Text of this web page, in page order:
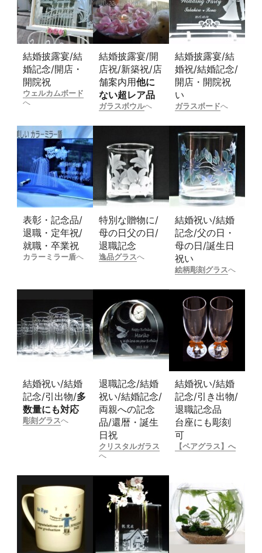
結婚披露宴/結
婚記念/開店・
開院祝
ウェルカムボード
へ
結婚披露宴/開
店祝/新築祝/店
舗案内用他に
ない超レア品
ガラスボウルへ
結婚披露宴/結
婚祝/結婚記念/
開店・開院祝
い
ガラスボードへ
表彰・記念品/
退職・定年祝/
就職・卒業祝
カラーミラー盾へ
特別な贈物に/
母の日父の日/
退職記念
逸品グラスへ
結婚祝い/結婚
記念/父の日・
母の日/誕生日
祝い
絵柄彫刻グラスへ
結婚祝い/結婚
記念/引出物/多
数量にも対応
彫刻グラスへ
退職記念/結婚
祝い/結婚記念/
両親への記念
品/還暦・誕生
日祝
クリスタルガラス
へ
結婚祝い/結婚
記念/引き出物/
退職記念品
台座にも彫刻
可
【ペアグラス】へ